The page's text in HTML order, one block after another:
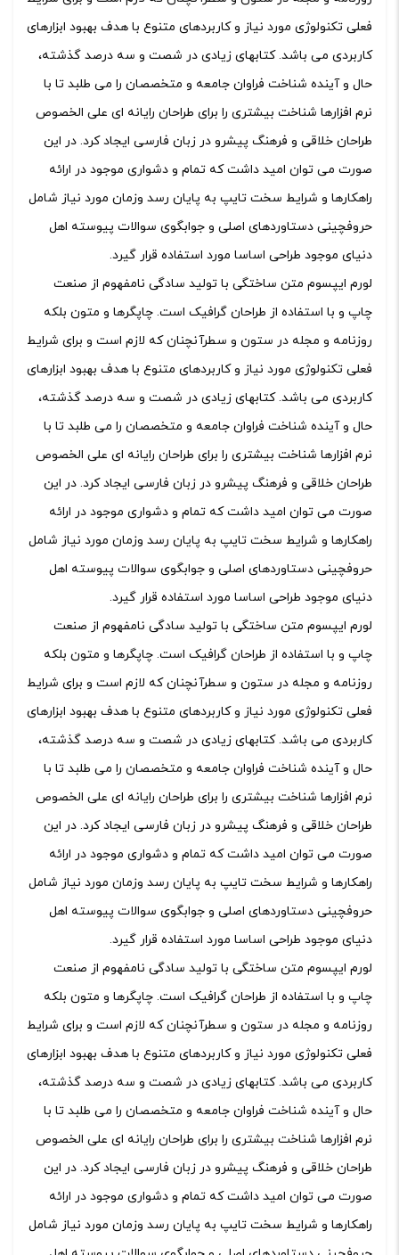
فعلی تکنولوژی مورد نیاز و کاربردهای متنوع با هدف بهبود ابزارهای
کاربردی می باشد. کتابهای زیادی در شصت و سه درصد گذشته،
حال و آینده شناخت فراوان جامعه و متخصصان را می طلبد تا با
نرم افزارها شناخت بیشتری را برای طراحان رایانه ای علی الخصوص
طراحان خلاقی و فرهنگ پیشرو در زبان فارسی ایجاد کرد. در این
صورت می توان امید داشت که تمام و دشواری موجود در ارائه
راهکارها و شرایط سخت تایپ به پایان رسد وزمان مورد نیاز شامل
حروفچینی دستاوردهای اصلی و جوابگوی سوالات پیوسته اهل
دنیای موجود طراحی اساسا مورد استفاده قرار گیرد.
لورم ایپسوم متن ساختگی با تولید سادگی نامفهوم از صنعت
چاپ و با استفاده از طراحان گرافیک است. چاپگرها و متون بلکه
روزنامه و مجله در ستون و سطرآنچنان که لازم است و برای شرایط
فعلی تکنولوژی مورد نیاز و کاربردهای متنوع با هدف بهبود ابزارهای
کاربردی می باشد. کتابهای زیادی در شصت و سه درصد گذشته،
حال و آینده شناخت فراوان جامعه و متخصصان را می طلبد تا با
نرم افزارها شناخت بیشتری را برای طراحان رایانه ای علی الخصوص
طراحان خلاقی و فرهنگ پیشرو در زبان فارسی ایجاد کرد. در این
صورت می توان امید داشت که تمام و دشواری موجود در ارائه
راهکارها و شرایط سخت تایپ به پایان رسد وزمان مورد نیاز شامل
حروفچینی دستاوردهای اصلی و جوابگوی سوالات پیوسته اهل
دنیای موجود طراحی اساسا مورد استفاده قرار گیرد.
لورم ایپسوم متن ساختگی با تولید سادگی نامفهوم از صنعت
چاپ و با استفاده از طراحان گرافیک است. چاپگرها و متون بلکه
روزنامه و مجله در ستون و سطرآنچنان که لازم است و برای شرایط
فعلی تکنولوژی مورد نیاز و کاربردهای متنوع با هدف بهبود ابزارهای
کاربردی می باشد. کتابهای زیادی در شصت و سه درصد گذشته،
حال و آینده شناخت فراوان جامعه و متخصصان را می طلبد تا با
نرم افزارها شناخت بیشتری را برای طراحان رایانه ای علی الخصوص
طراحان خلاقی و فرهنگ پیشرو در زبان فارسی ایجاد کرد. در این
صورت می توان امید داشت که تمام و دشواری موجود در ارائه
راهکارها و شرایط سخت تایپ به پایان رسد وزمان مورد نیاز شامل
حروفچینی دستاوردهای اصلی و جوابگوی سوالات پیوسته اهل
دنیای موجود طراحی اساسا مورد استفاده قرار گیرد.
لورم ایپسوم متن ساختگی با تولید سادگی نامفهوم از صنعت
چاپ و با استفاده از طراحان گرافیک است. چاپگرها و متون بلکه
روزنامه و مجله در ستون و سطرآنچنان که لازم است و برای شرایط
فعلی تکنولوژی مورد نیاز و کاربردهای متنوع با هدف بهبود ابزارهای
کاربردی می باشد. کتابهای زیادی در شصت و سه درصد گذشته،
حال و آینده شناخت فراوان جامعه و متخصصان را می طلبد تا با
نرم افزارها شناخت بیشتری را برای طراحان رایانه ای علی الخصوص
طراحان خلاقی و فرهنگ پیشرو در زبان فارسی ایجاد کرد. در این
صورت می توان امید داشت که تمام و دشواری موجود در ارائه
راهکارها و شرایط سخت تایپ به پایان رسد وزمان مورد نیاز شامل